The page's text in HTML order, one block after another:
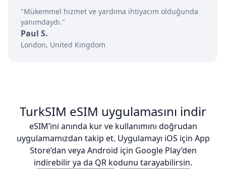
"Mükemmel hizmet ve yardıma ihtiyacım olduğunda
yanımdaydı."
Paul S.
London, United Kingdom
TurkSIM eSIM uygulamasını indir
eSIM’ini anında kur ve kullanımını doğrudan
uygulamamızdan takip et. Uygulamayı iOS için App
Store’dan veya Android için Google Play’den
indirebilir ya da QR kodunu tarayabilirsin.